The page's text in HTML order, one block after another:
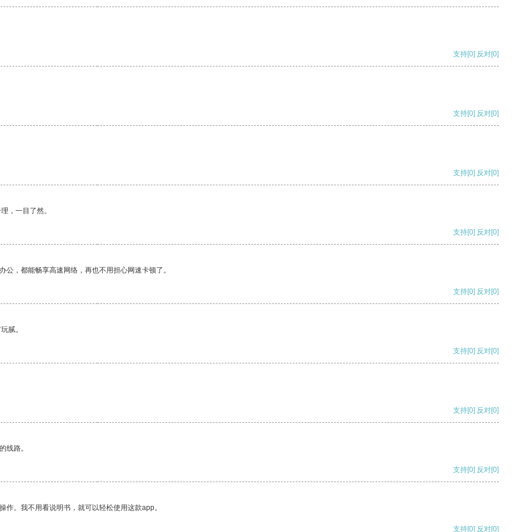
支持[0] 反对[0]
支持[0] 反对[0]
支持[0] 反对[0]
，一目了然。
支持[0] 反对[0]
，都能畅享高速网络，再也不用担心网速卡顿了。
支持[0] 反对[0]
腻。
支持[0] 反对[0]
支持[0] 反对[0]
线路。
支持[0] 反对[0]
。我不用看说明书，就可以轻松使用这款app。
支持[0] 反对[0]